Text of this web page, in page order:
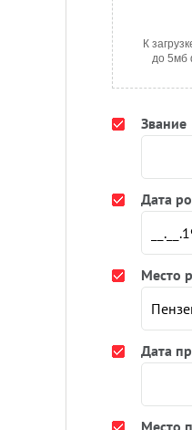
К
до 5мб
Звание
Дата
Место
Дата
Место